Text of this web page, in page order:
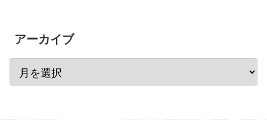
アーカイブ